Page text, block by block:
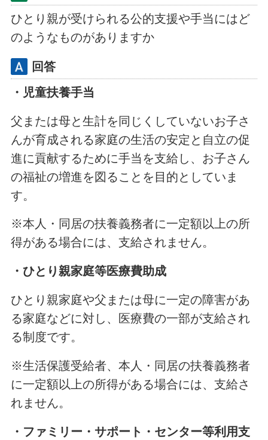
ひとり親が受けられる公的支援や手当にはど
のようなものがありますか
回答
・児童扶養手当
父または母と生計を同じくしていないお子さ
んが育成される家庭の生活の安定と自立の促
進に貢献するために手当を支給し、お子さん
の福祉の増進を図ることを目的としていま
す。
※本人・同居の扶養義務者に一定額以上の所
得がある場合には、支給されません。
・ひとり親家庭等医療費助成
ひとり親家庭や父または母に一定の障害があ
る家庭などに対し、医療費の一部が支給され
る制度です。
※生活保護受給者、本人・同居の扶養義務者
に一定額以上の所得がある場合には、支給さ
れません。
・ファミリー・サポート・センター等利用支